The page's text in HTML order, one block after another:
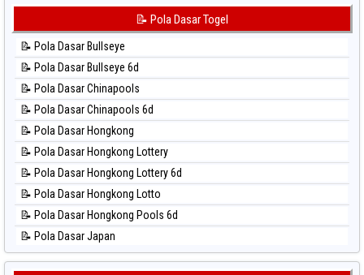
⚽ Bola Hitam Taiwan
📊 Statistik Kuda Lari
📊 Statistik Magnum Cambodia
📊 Statistik Nagoya
📊 Statistik New York Midday
📊 Statistik North Carolina Day
📊 Statistik Pcso
📊 Statistik Pennsylvania Day
📊 Statistik Sao Paulo
📊 Statistik Singapore
📊 Statistik Sydney
📊 Statistik Sydney Lottery
📝 Pola Dasar Togel
📝 Pola Dasar Bullseye
📝 Pola Dasar Bullseye 6d
📝 Pola Dasar Chinapools
📝 Pola Dasar Chinapools 6d
📝 Pola Dasar Hongkong
📝 Pola Dasar Hongkong Lottery
📝 Pola Dasar Hongkong Lottery 6d
📝 Pola Dasar Hongkong Lotto
📝 Pola Dasar Hongkong Pools 6d
📝 Pola Dasar Japan
📝 Pola Dasar Japan 6d